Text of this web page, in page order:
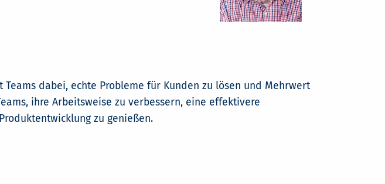
Teams dabei, echte Probleme für Kunden zu lösen und Mehrwert
ihre Arbeitsweise zu verbessern, eine effektivere
zu genießen.